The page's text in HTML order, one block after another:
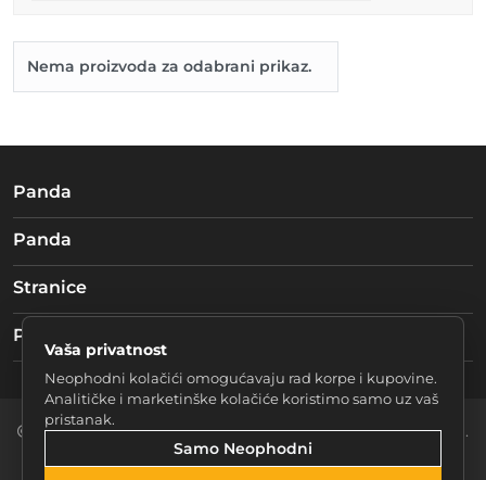
Nema proizvoda za odabrani prikaz.
Panda
Panda
Stranice
Pratite nas
2026 Braća mučke d.o.o. Sarajevo. Sva prava zadržana.
Vaša privatnost
Neophodni kolačići omogućavaju rad korpe i kupovine.
Analitičke i marketinške kolačiće koristimo samo uz vaš
pristanak.
Samo Neophodni